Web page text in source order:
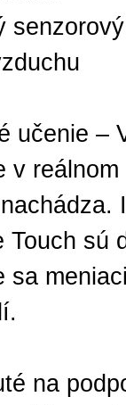
učenie –
v
Touch sú
sa
na